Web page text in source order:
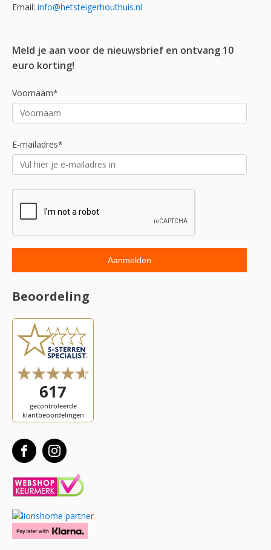
Email: info@hetsteigerhouthuis.nl
Meld je aan voor de nieuwsbrief en ontvang 10
euro korting!
Voornaam*
E-mailadres*
Beoordeling